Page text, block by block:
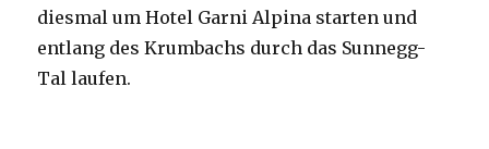
diesmal um Hotel Garni Alpina starten und
entlang des Krumbachs durch das Sunnegg-
Tal laufen.